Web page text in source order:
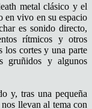
metal clásico y el
en vivo en su espacio
es sonido directo,
rítmicos y otros
los cortes y una parte
gruñidos y algunos
y, tras una pequeña
llevan al tema con